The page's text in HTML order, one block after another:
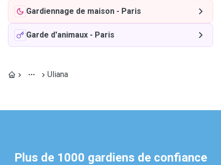
Gardiennage de maison - Paris
Garde d'animaux - Paris
Uliana
Plus de 1000 gardiens de confiance